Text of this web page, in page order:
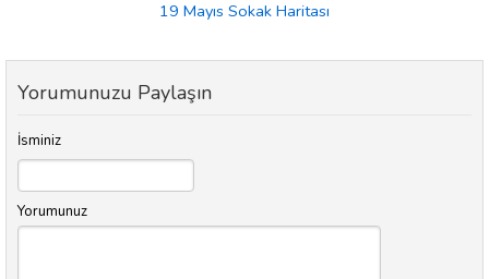
19 Mayıs Sokak Haritası
Yorumunuzu Paylaşın
İsminiz
Yorumunuz